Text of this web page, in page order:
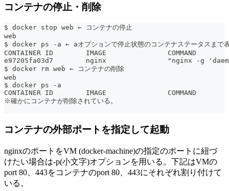
コンテナの停止・削除
$ docker stop web ← コンテナの停止
web
$ docker ps -a ← aオプションで停止状態のコンテナステータスまで
CONTAINER ID        IMAGE
e97205fa03d7        nginx               "nginx -g
$ docker rm web ← コンテナの削除
web
$ docker ps -a
CONTAINER ID        IMAGE               COMMAND
※確かにコンテナが削除されている。
コンテナの外部ポートを指定して起動
nginxのポートをVM (docker-machine)の指定のポートに紐づ
けたい場合は-p(小文字)オプションを用いる。下記はVMの
port 80、443をコンテナのport 80、443にそれぞれ割り付けて
いる。